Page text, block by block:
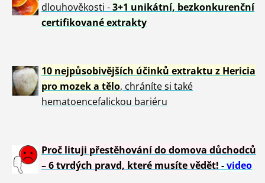
dlouhověkosti -3+1 unikátní, bezkonkurenční
certifikované extrakty
10 nejpůsobivějších účinků extraktu z Hericia
pro mozek a tělo, chráníte si také
hematoencefalickou bariéru
Proč lituji přestěhování do domova důchodců
– 6 tvrdých pravd, které musíte vědět! -video